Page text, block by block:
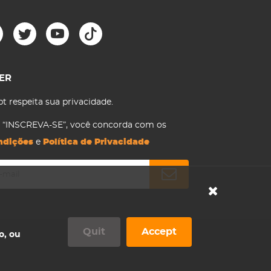
respeita sua privacidade.
SE”, você concorda com os
e Política de Privacidade
ou
Quit Accept